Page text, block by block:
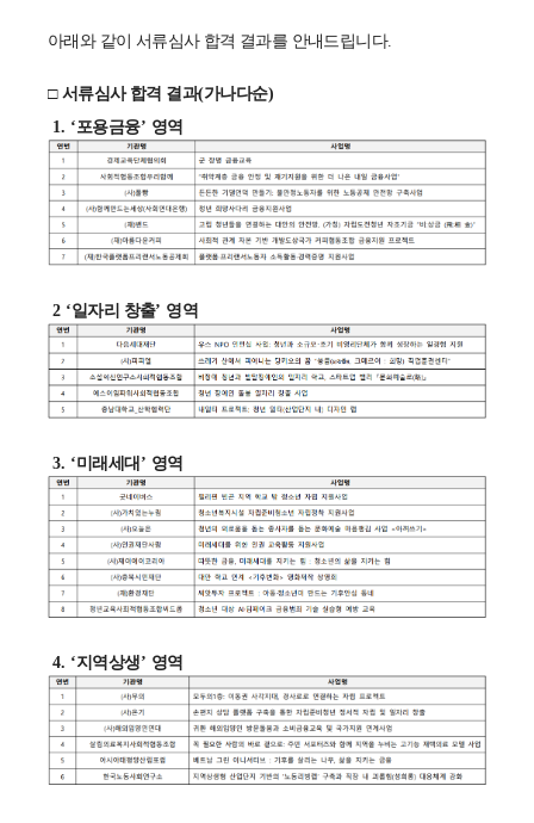
아래와 같이 서류심사 합격 결과를 안내드립니다.
□ 서류심사 합격 결과(가나다순)
1. ‘포용금융’ 영역
2 ‘일자리 창출’ 영역
3. ‘미래세대 ’ 영역
4. ‘지역상생’ 영역